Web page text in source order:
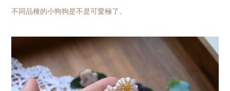
不同品種的小狗狗是不是可愛極了。